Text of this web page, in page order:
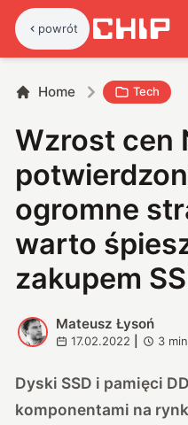
powrót
Home Tech
Wzrost cen
ogromne
warto
zakupem
M
Mateusz Łysoń
17.02.2022 3 min
Dyski SSD i pamięci
komponentami na